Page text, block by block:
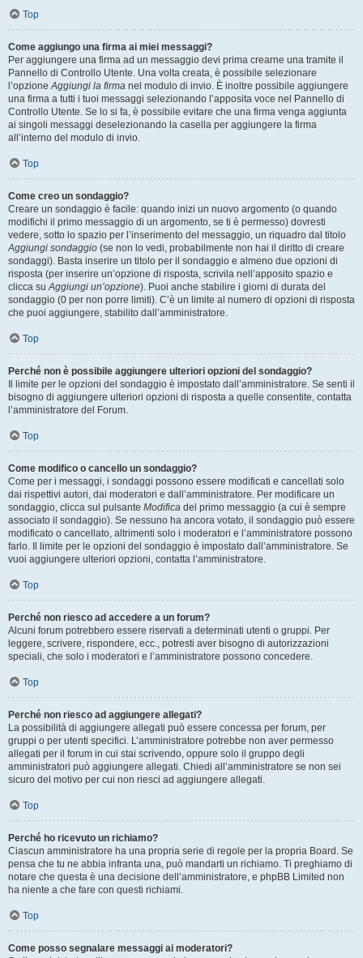
Top
Come aggiungo una firma ai miei messaggi?
Per aggiungere una firma ad un messaggio devi prima crearne una tramite il
Pannello di Controllo Utente. Una volta creata, è possibile selezionare
l’opzioneAggiungi la firma nel modulo di invio. È inoltre possibile aggiungere
una firma a tutti i tuoi messaggi selezionando l’apposita voce nel Pannello di
Controllo Utente. Se lo si fa, è possibile evitare che una firma venga aggiunta
ai singoli messaggi deselezionando la casella per aggiungere la firma
all’interno del modulo di invio.
Top
Come creo un sondaggio?
Creare un sondaggio è facile: quando inizi un nuovo argomento (o quando
modifichi il primo messaggio di un argomento, se ti è permesso) dovresti
vedere, sotto lo spazio per l’inserimento del messaggio, un riquadro dal titolo
Aggiungi sondaggio (se non lo vedi, probabilmente non hai il diritto di creare
sondaggi). Basta inserire un titolo per il sondaggio e almeno due opzioni di
risposta (per inserire un’opzione di risposta, scrivila nell’apposito spazio e
clicca suAggiungi un’opzione). Puoi anche stabilire i giorni di durata del
sondaggio (0 per non porre limiti). C’è un limite al numero di opzioni di risposta
che puoi aggiungere, stabilito dall’amministratore.
Top
Perché non è possibile aggiungere ulteriori opzioni del sondaggio?
Il limite per le opzioni del sondaggio è impostato dall’amministratore. Se senti il
bisogno di aggiungere ulteriori opzioni di risposta a quelle consentite, contatta
l’amministratore del Forum.
Top
Come modifico o cancello un sondaggio?
Come per i messaggi, i sondaggi possono essere modificati e cancellati solo
dai rispettivi autori, dai moderatori e dall’amministratore. Per modificare un
sondaggio, clicca sul pulsante Modifica del primo messaggio (a cui è sempre
associato il sondaggio). Se nessuno ha ancora votato, il sondaggio può essere
modificato o cancellato, altrimenti solo i moderatori e l’amministratore possono
farlo. Il limite per le opzioni del sondaggio è impostato dall’amministratore. Se
vuoi aggiungere ulteriori opzioni, contatta l’amministratore.
Top
Perché non riesco ad accedere a un forum?
Alcuni forum potrebbero essere riservati a determinati utenti o gruppi. Per
leggere, scrivere, rispondere, ecc., potresti aver bisogno di autorizzazioni
speciali, che solo i moderatori e l’amministratore possono concedere.
Top
Perché non riesco ad aggiungere allegati?
La possibilità di aggiungere allegati può essere concessa per forum, per
gruppi o per utenti specifici. L’amministratore potrebbe non aver permesso
allegati per il forum in cui stai scrivendo, oppure solo il gruppo degli
amministratori può aggiungere allegati. Chiedi all’amministratore se non sei
sicuro del motivo per cui non riesci ad aggiungere allegati.
Top
Perché ho ricevuto un richiamo?
Ciascun amministratore ha una propria serie di regole per la propria Board. Se
pensa che tu ne abbia infranta una, può mandarti un richiamo. Ti preghiamo di
notare che questa è una decisione dell’amministratore, e phpBB Limited non
ha niente a che fare con questi richiami.
Top
Come posso segnalare messaggi ai moderatori?